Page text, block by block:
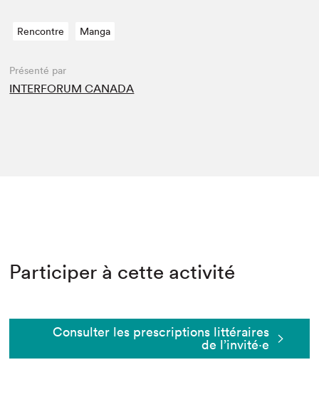
Rencontre Manga
Présenté par
INTERFORUM CANADA
Participer à cette activité
Consulter les prescriptions littéraires
de l’invité⋅e